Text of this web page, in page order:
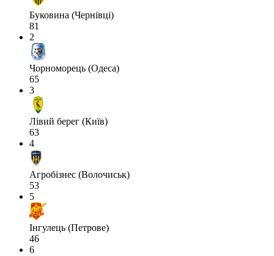
Буковина (Чернівці)
81
2
Чорноморець (Одеса)
65
3
Лівий берег (Київ)
63
4
Агробізнес (Волочиськ)
53
5
Інгулець (Петрове)
46
6